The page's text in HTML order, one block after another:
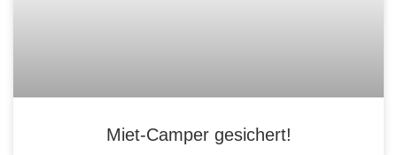
Miet-Camper gesichert!